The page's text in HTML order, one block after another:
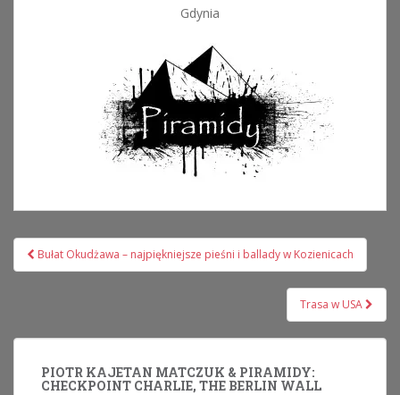
Gdynia
Nawigacja
wpisu
Bułat Okudżawa – najpiękniejsze pieśni i ballady w Kozienicach
Trasa w USA
PIOTR KAJETAN MATCZUK & PIRAMIDY:
CHECKPOINT CHARLIE, THE BERLIN WALL